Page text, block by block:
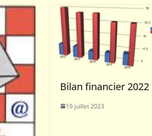
Bilan financier 2022
19 juillet 2023